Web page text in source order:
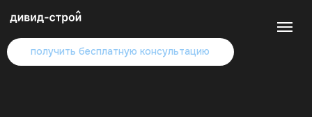
получить бесплатную консультацию